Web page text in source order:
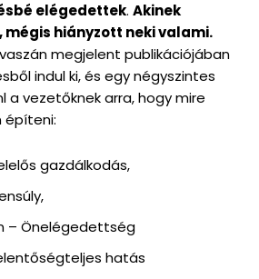
elégedettek. Akinek
hiányzott neki valami.
megjelent publikációjában
indul ki, és egy négyszintes
a vezetőknek arra, hogy mire
építeni:
gazdálkodás,
– Önelégedettség
hatás